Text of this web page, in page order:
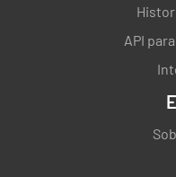
envase principal?
las implicaciones
¿Se observa,
API